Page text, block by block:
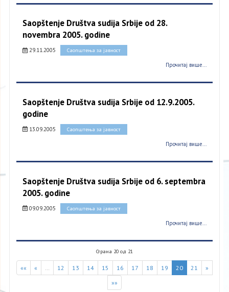
Saopštenje Društva sudija Srbije od 28.
novembra 2005. godine
29.11.2005 Саопштења за јавност
Прочитај више...
Saopštenje Društva sudija Srbije od 12.9.2005.
godine
13.09.2005 Саопштења за јавност
Прочитај више...
Saopštenje Društva sudija Srbije od 6. septembra
2005. godine
09.09.2005 Саопштења за јавност
Прочитај више...
Страна 20 од 21
«« « 12 13 14 15 16 17 18 19 20 21
»
»»